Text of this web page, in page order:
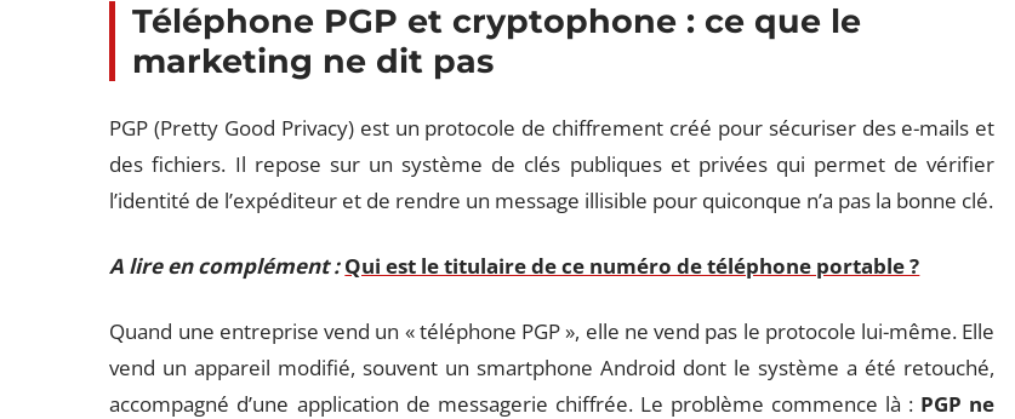
Téléphone PGP et cryptophone : ce que le
marketing ne dit pas
PGP (Pretty Good Privacy) est un protocole de chiffrement créé pour sécuriser des e-mails et
des fichiers. Il repose sur un système de clés publiques et privées qui permet de vérifier
l’identité de l’expéditeur et de rendre un message illisible pour quiconque n’a pas la bonne clé.
A lire en complément : Qui est le titulaire de ce numéro de téléphone portable ?
Quand une entreprise vend un « téléphone PGP », elle ne vend pas le protocole lui-même. Elle
vend un appareil modifié, souvent un smartphone Android dont le système a été retouché,
accompagné d’une application de messagerie chiffrée. Le problème commence là : PGP ne